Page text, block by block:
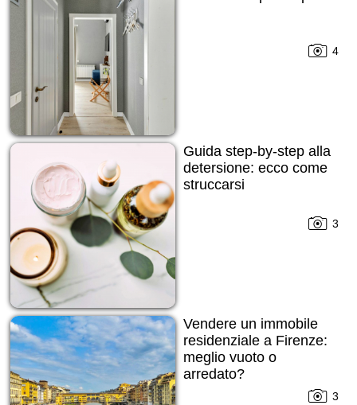
4
Guida step-by-step alla
detersione: ecco come
struccarsi
3
Vendere un immobile
residenziale a Firenze:
meglio vuoto o
arredato?
3